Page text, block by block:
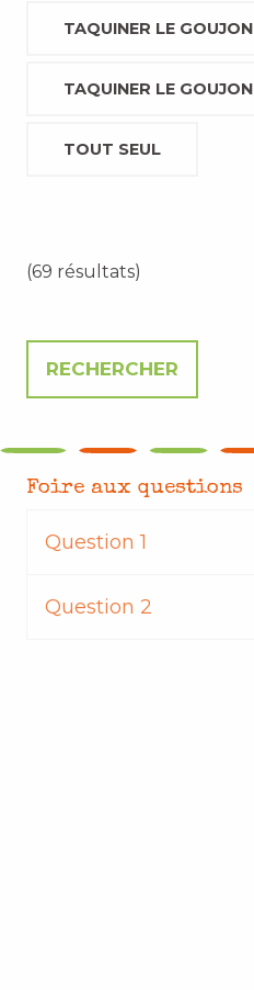
TAQUINER LE GOUJON
TAQUINER LE GOUJON
TOUT SEUL
(69 résultats)
Foire aux questions
Question 1
Question 2